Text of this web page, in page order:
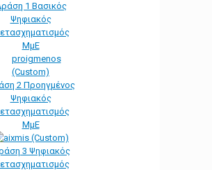
1 Βασικός
Ψηφιακός
ΜμΕ
2 Προηγμένος
Ψηφιακός
ΜμΕ
3 Ψηφιακός